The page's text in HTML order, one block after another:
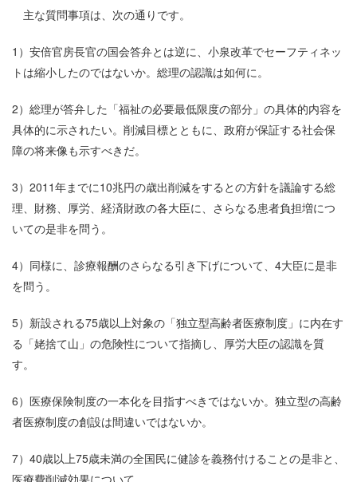
主な質問事項は、次の通りです。
1）安倍官房長官の国会答弁とは逆に、小泉改革でセーフティネッ
トは縮小したのではないか。総理の認識は如何に。
2）総理が答弁した「福祉の必要最低限度の部分」の具体的内容を
具体的に示されたい。削減目標とともに、政府が保証する社会保
障の将来像も示すべきだ。
3）2011年までに10兆円の歳出削減をするとの方針を議論する総
理、財務、厚労、経済財政の各大臣に、さらなる患者負担増につ
いての是非を問う。
4）同様に、診療報酬のさらなる引き下げについて、4大臣に是非
を問う。
5）新設される75歳以上対象の「独立型高齢者医療制度」に内在す
る「姥捨て山」の危険性について指摘し、厚労大臣の認識を質
す。
6）医療保険制度の一本化を目指すべきではないか。独立型の高齢
者医療制度の創設は間違いではないか。
7）40歳以上75歳未満の全国民に健診を義務付けることの是非と、
医療費削減効果について。